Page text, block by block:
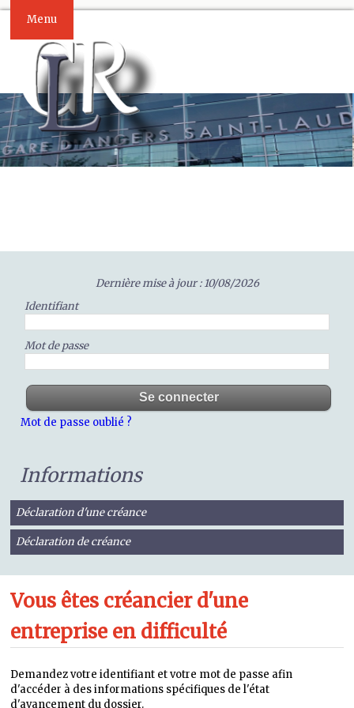
Menu
Dernière mise à jour : 10/08/2026
Identifiant
Mot de passe
Mot de passe oublié ?
Informations
Déclaration d'une créance
Déclaration de créance
Vous êtes créancier d'une
entreprise en difficulté
Demandez votre identifiant et votre mot de passe afin
d'accéder à des informations spécifiques de l'état
d'avancement du dossier.